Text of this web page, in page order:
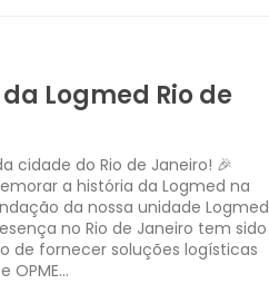
Logmed Rio de
cidade do Rio de Janeiro! 🎉
a história da Logmed na
da nossa unidade Logmed
no Rio de Janeiro tem sido
de fornecer soluções logísticas
OPME…